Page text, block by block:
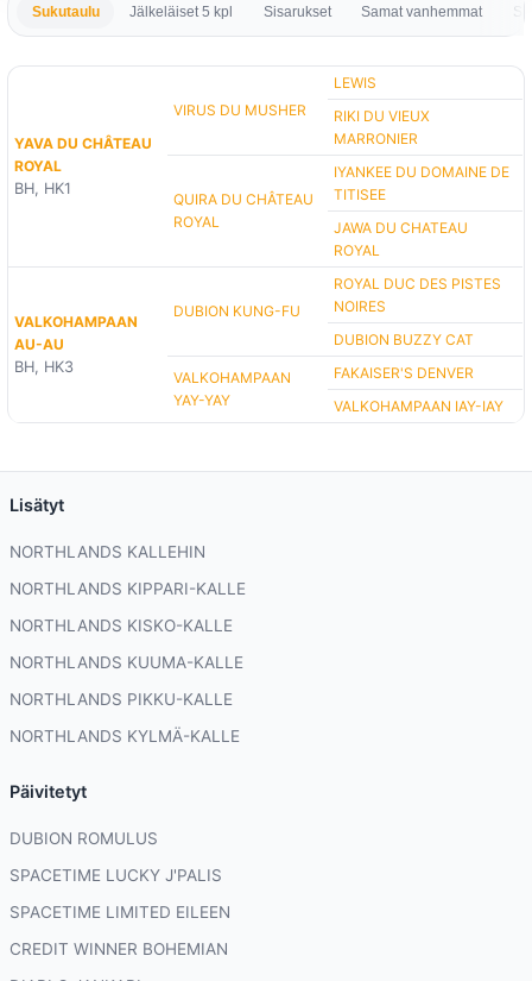
Sukutaulu Jälkeläiset 5 kpl Sisarukset Samat vanhemmat
YAVA DU CHÂTEAU
ROYAL
BH, HK1
VIRUS DU MUSHER
LEWIS
RIKI DU VIEUX
MARRONIER
QUIRA DU CHÂTEAU
ROYAL
IYANKEE DU DOMAINE DE
TITISEE
JAWA DU CHATEAU
ROYAL
VALKOHAMPAAN
AU-AU
BH, HK3
DUBION KUNG-FU
ROYAL DUC DES PISTES
NOIRES
DUBION BUZZY CAT
VALKOHAMPAAN
YAY-YAY
FAKAISER'S DENVER
VALKOHAMPAAN IAY-IAY
Lisätyt
NORTHLANDS KALLEHIN
NORTHLANDS KIPPARI-KALLE
NORTHLANDS KISKO-KALLE
NORTHLANDS KUUMA-KALLE
NORTHLANDS PIKKU-KALLE
NORTHLANDS KYLMÄ-KALLE
Päivitetyt
DUBION ROMULUS
SPACETIME LUCKY J'PALIS
SPACETIME LIMITED EILEEN
CREDIT WINNER BOHEMIAN